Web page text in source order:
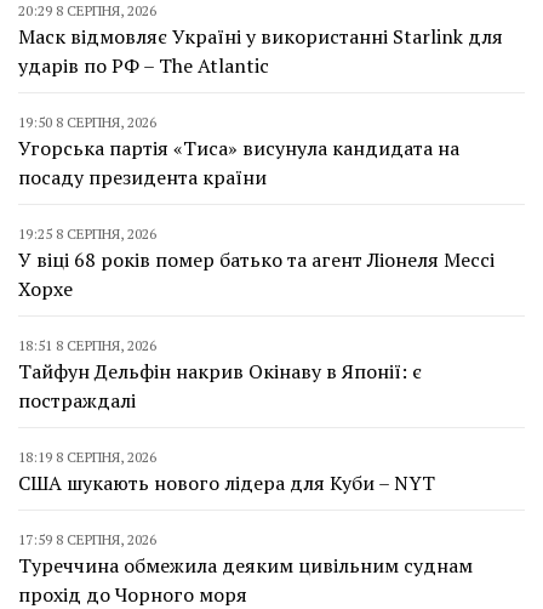
20:29 8 СЕРПНЯ, 2026
Маск відмовляє Україні у використанні Starlink для
ударів по РФ – The Atlantic
19:50 8 СЕРПНЯ, 2026
Угорська партія «Тиса» висунула кандидата на
посаду президента країни
19:25 8 СЕРПНЯ, 2026
У віці 68 років помер батько та агент Ліонеля Мессі
Хорхе
18:51 8 СЕРПНЯ, 2026
Тайфун Дельфін накрив Окінаву в Японії: є
постраждалі
18:19 8 СЕРПНЯ, 2026
США шукають нового лідера для Куби – NYT
17:59 8 СЕРПНЯ, 2026
Туреччина обмежила деяким цивільним суднам
прохід до Чорного моря